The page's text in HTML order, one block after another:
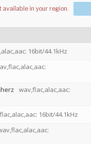
16bit/44.1kHz
wav,flac,alac,aac:
16bit/44.1kHz